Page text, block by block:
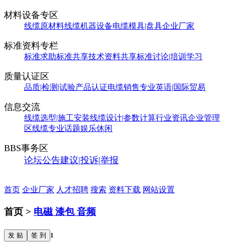
材料设备专区
线缆原材料线缆机器设备电缆模具|盘具企业厂家
标准资料专栏
标准求助标准共享技术资料共享标准讨论|培训学习
质量认证区
品质|检测|试验产品认证电缆销售专业英语|国际贸易
信息交流
线缆选型|施工安装线缆设计|参数计算行业资讯企业管理
区线缆专业话题娱乐休闲
BBS事务区
论坛公告建议|投诉|举报
首页 企业厂家 人才招聘 搜索 资料下载 网站设置
首页 > 电磁 漆包 音频
发 贴 签 到 1